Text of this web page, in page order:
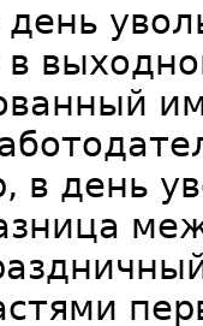
в
в день